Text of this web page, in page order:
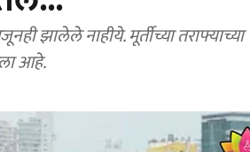
झालेले नाहीये. मूर्तीच्या तराफ्याच्या
आहे.